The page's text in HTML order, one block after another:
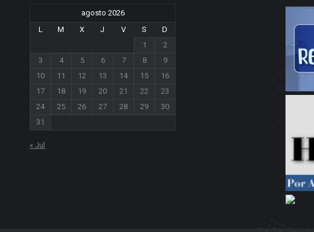
agosto 2026
L
M X J V S
D
1
2
3
4 5 6 7 8
9
10
11 12 13 14 15
16
17
18 19 20 21 22
23
24
25 26 27 28 29
30
31
« Jul